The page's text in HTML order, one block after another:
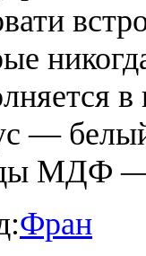
в
—
МДФ —
Фран